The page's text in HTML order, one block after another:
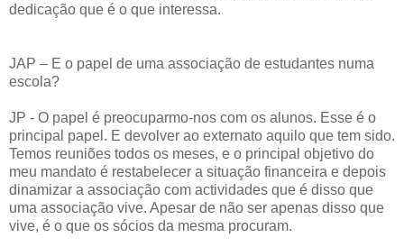
dedicação que é o que interessa.
JAP – E o papel de uma associação de estudantes numa
escola?
JP - O papel é preocuparmo-nos com os alunos. Esse é o
principal papel. E devolver ao externato aquilo que tem sido.
Temos reuniões todos os meses, e o principal objetivo do
meu mandato é restabelecer a situação financeira e depois
dinamizar a associação com actividades que é disso que
uma associação vive. Apesar de não ser apenas disso que
vive, é o que os sócios da mesma procuram.